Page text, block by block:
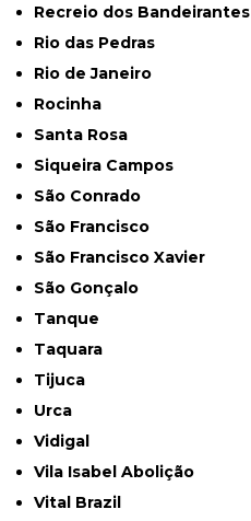
Recreio dos Bandeirantes
Rio das Pedras
Rio de Janeiro
Rocinha
Santa Rosa
Siqueira Campos
São Conrado
São Francisco
São Francisco Xavier
São Gonçalo
Tanque
Taquara
Tijuca
Urca
Vidigal
Vila Isabel Abolição
Vital Brazil